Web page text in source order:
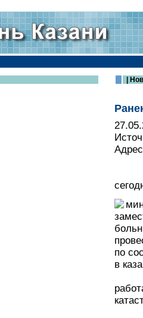
|
по
в